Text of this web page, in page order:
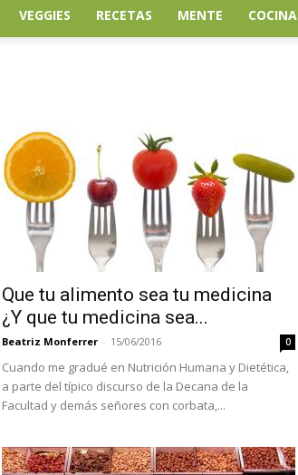
VEGGIES RECETAS MENTE COCINA
Que tu alimento sea tu medicina
¿Y que tu medicina sea...
Beatriz Monferrer - 15/06/2016 0
Cuando me gradué en Nutrición Humana y Dietética,
a parte del típico discurso de la Decana de la
Facultad y demás señores con corbata,...